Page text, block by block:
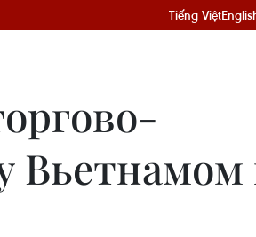
Tiếng Việt
Вьетнамом